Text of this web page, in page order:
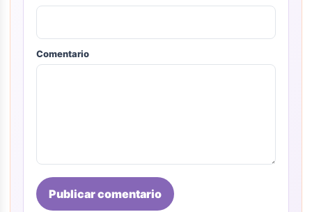
Comentario
Publicar comentario